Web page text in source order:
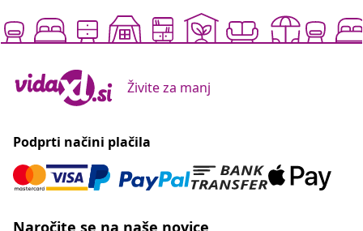
Živite za manj
Podprti načini plačila
Naročite se na naše novice